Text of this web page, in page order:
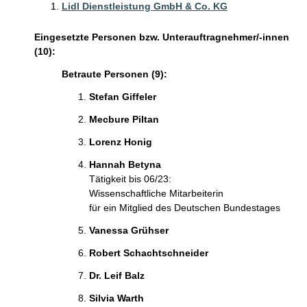
Lidl Dienstleistung GmbH & Co. KG
Eingesetzte Personen bzw. Unterauftragnehmer/-innen
(10):
Betraute Personen (9):
Stefan Giffeler
Mecbure Piltan
Lorenz Honig
Hannah Betyna
Tätigkeit bis 06/23:
Wissenschaftliche Mitarbeiterin
für ein Mitglied des Deutschen Bundestages
Vanessa Grühser
Robert Schachtschneider
Dr. Leif Balz
Silvia Warth